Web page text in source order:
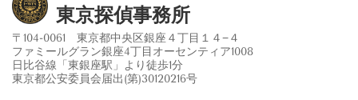
東京探偵事務所
〒104-0061 東京都中央区銀座４丁目１４−４
ファミールグラン銀座4丁目オーセンティア1008
日比谷線「東銀座駅」より徒歩1分
東京都公安委員会届出(第)30120216号